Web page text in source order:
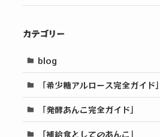
カテゴリー
blog
「希少糖アルロース完全ガイド」
「発酵あんこ完全ガイド」
「補給食としてのあんこ」